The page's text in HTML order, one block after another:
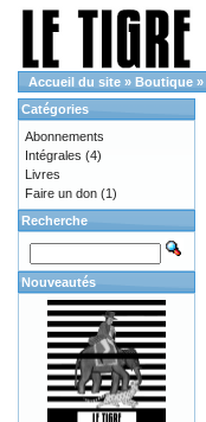
Accueil du site » Boutique »
Catégories
Abonnements
Intégrales (4)
Livres
Faire un don (1)
Recherche
Nouveautés